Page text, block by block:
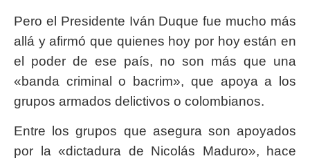
Pero el Presidente Iván Duque fue mucho más
allá y afirmó que quienes hoy por hoy están en
el poder de ese país, no son más que una
«banda criminal o bacrim», que apoya a los
grupos armados delictivos o colombianos.
Entre los grupos que asegura son apoyados
por la «dictadura de Nicolás Maduro», hace